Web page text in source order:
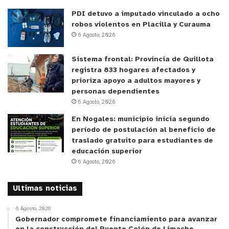
descanso cumplido previamente por cada miembro
de la tripulación.
Durante esta fiscalización la DT puede aplicar
multas o hasta suspender a las tripulaciones o a
parte de ellas si se comprueba de los
comprobantes impresos que no se ha cumplido con
declaraciones a choferes y auxiliares surgen
indicios de aquella infracción
Materias fiscalizables y multas
Las materias por fiscalizar son:
Instalación y funcionamiento del dispositivo de registro
PDI detuvo a imputado vinculado a ocho
robos violentos en Placilla y Curauma
6 Agosto, 2026
Sistema frontal: Provincia de Quillota
registra 833 hogares afectados y
prioriza apoyo a adultos mayores y
personas dependientes
6 Agosto, 2026
En Nogales: municipio inicia segundo
período de postulación al beneficio de
traslado gratuito para estudiantes de
educación superior
6 Agosto, 2026
Ultimas noticias
6 Agosto, 2026
Gobernador compromete financiamiento para avanzar